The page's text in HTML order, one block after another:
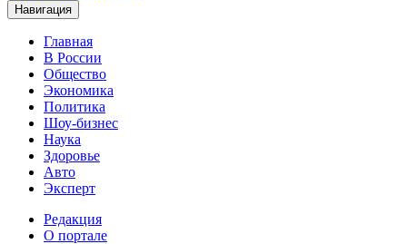
Навигация
Главная
В России
Общество
Экономика
Политика
Шоу-бизнес
Наука
Здоровье
Авто
Эксперт
Редакция
О портале